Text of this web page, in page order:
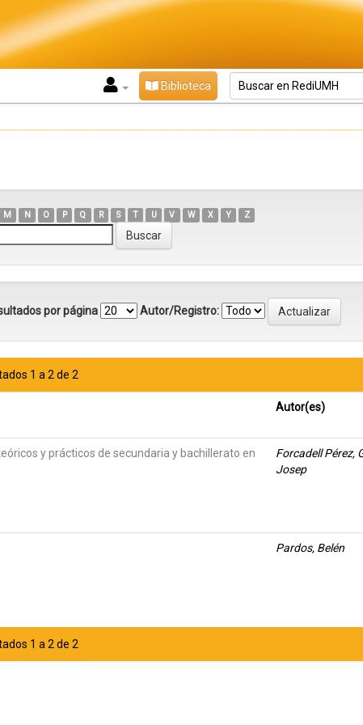
Biblioteca
M N O P Q R S T U V W X Y Z
por página Autor/Registro:
1 a 2 de 2
Autor(es)
y prácticos de secundaria y bachillerato en
Forcadell Pérez,
Josep
Pardos, Belén
1 a 2 de 2